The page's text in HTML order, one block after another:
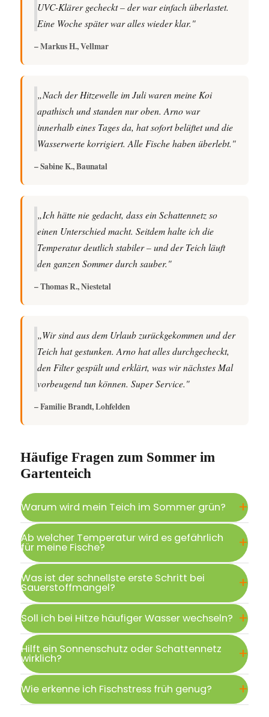
UVC-Klärer gecheckt – der war einfach überlastet.
Eine Woche später war alles wieder klar."
– Markus H., Vellmar
„Nach der Hitzewelle im Juli waren meine Koi
apathisch und standen nur oben. Arno war
innerhalb eines Tages da, hat sofort belüftet und die
Wasserwerte korrigiert. Alle Fische haben überlebt."
– Sabine K., Baunatal
„Ich hätte nie gedacht, dass ein Schattennetz so
einen Unterschied macht. Seitdem halte ich die
Temperatur deutlich stabiler – und der Teich läuft
den ganzen Sommer durch sauber."
– Thomas R., Niestetal
„Wir sind aus dem Urlaub zurückgekommen und der
Teich hat gestunken. Arno hat alles durchgecheckt,
den Filter gespült und erklärt, was wir nächstes Mal
vorbeugend tun können. Super Service."
– Familie Brandt, Lohfelden
Häufige Fragen zum Sommer im
Gartenteich
Warum wird mein Teich im Sommer grün?
Ab welcher Temperatur wird es gefährlich
für meine Fische?
Was ist der schnellste erste Schritt bei
Sauerstoffmangel?
Soll ich bei Hitze häufiger Wasser wechseln?
Hilft ein Sonnenschutz oder Schattennetz
wirklich?
Wie erkenne ich Fischstress früh genug?